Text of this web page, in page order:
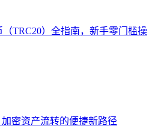
TRC20）全指南，新手零门槛操
密资产流转的便捷新路径